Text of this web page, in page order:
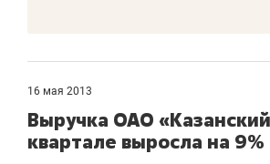
16 мая 2013
Выручка ОАО
квартале выросла на 9%